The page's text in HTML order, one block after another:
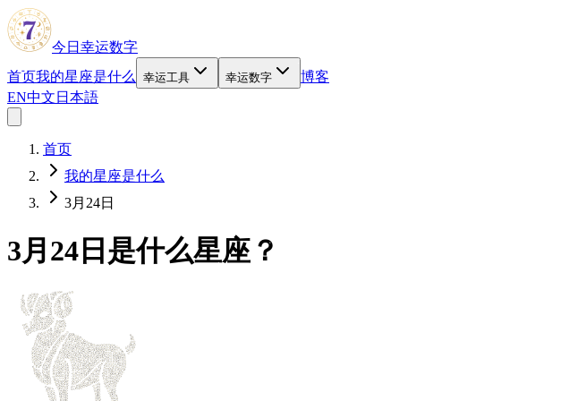
今日幸运数字
首页我的星座是什么 幸运工具 幸运数字
博客
EN中文 日本語
首页
我的星座是什么
3月24日
3月24日是什么星座？